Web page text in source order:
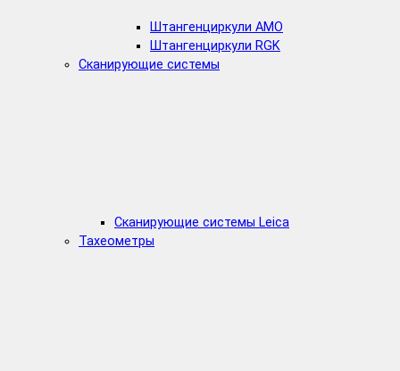
Штангенциркули AMO
Штангенциркули RGK
Сканирующие системы
Сканирующие системы Leica
Тахеометры